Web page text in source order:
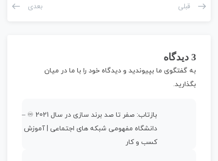
قبلی بعدی
3 دیدگاه
به گفتگوی ما بپیوندید و دیدگاه خود را با ما در میان
بگذارید.
بازتاب:
صفر تا صد برند سازی در سال 2021 ♾ –
دانشگاه مفهومی شبکه های اجتماعی | آموزش
کسب و کار